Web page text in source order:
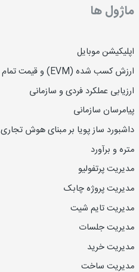
ماژول ها
اپلیکیشن موبایل
ارزش کسب شده (EVM) و قیمت تمام شده
ارزیابی عملکرد فردی و سازمانی
پیامرسان سازمانی
داشبورد ساز پویا بر مبنای هوش تجاری
متره و برآورد
مدیریت پرتفولیو
مدیریت پروژه چابک
مدیریت تایم شیت
مدیریت جلسات
مدیریت خرید
مدیریت ساخت